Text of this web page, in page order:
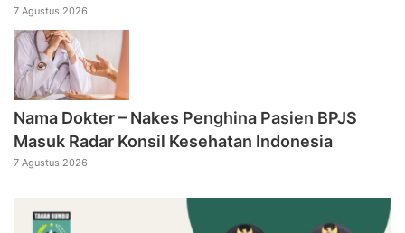
7 Agustus 2026
Nama Dokter – Nakes Penghina Pasien BPJS
Masuk Radar Konsil Kesehatan Indonesia
7 Agustus 2026